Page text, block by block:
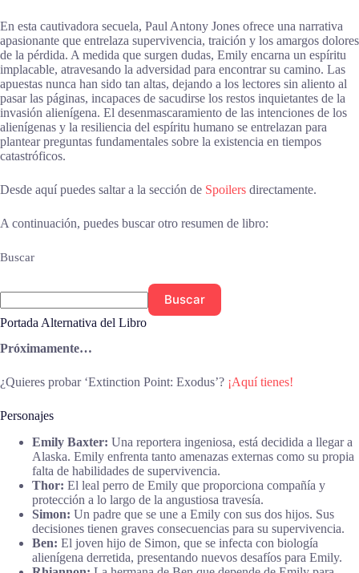
En esta cautivadora secuela, Paul Antony Jones ofrece una narrativa
apasionante que entrelaza supervivencia, traición y los amargos dolores
de la pérdida. A medida que surgen dudas, Emily encarna un espíritu
implacable, atravesando la adversidad para encontrar su camino. Las
apuestas nunca han sido tan altas, dejando a los lectores sin aliento al
pasar las páginas, incapaces de sacudirse los restos inquietantes de la
invasión alienígena. El desenmascaramiento de las intenciones de los
alienígenas y la resiliencia del espíritu humano se entrelazan para
plantear preguntas fundamentales sobre la existencia en tiempos
catastróficos.
Desde aquí puedes saltar a la sección de Spoilers directamente.
A continuación, puedes buscar otro resumen de libro:
Buscar
Buscar
Portada Alternativa del Libro
Próximamente…
¿Quieres probar ‘Extinction Point: Exodus’? ¡Aquí tienes!
Personajes
Emily Baxter: Una reportera ingeniosa, está decidida a llegar a
Alaska. Emily enfrenta tanto amenazas externas como su propia
falta de habilidades de supervivencia.
Thor: El leal perro de Emily que proporciona compañía y
protección a lo largo de la angustiosa travesía.
Simon: Un padre que se une a Emily con sus dos hijos. Sus
decisiones tienen graves consecuencias para su supervivencia.
Ben: El joven hijo de Simon, que se infecta con biología
alienígena derretida, presentando nuevos desafíos para Emily.